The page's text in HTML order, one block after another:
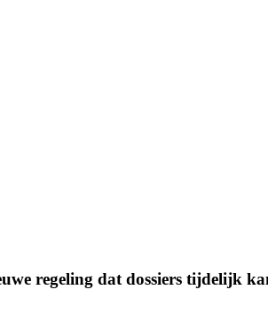
regeling dat dossiers tijdelijk